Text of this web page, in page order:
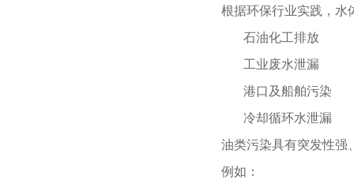
根据环保行业实践，水
石油化工排放
工业废水泄漏
港口及船舶污染
冷却循环水泄漏
油类污染具有突发性强
例如：